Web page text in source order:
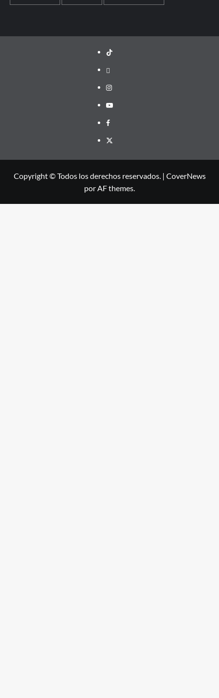
TikTok
threads
Instagram
Youtube
Facebook
X
Copyright © Todos los derechos reservados. | CoverNews
por AF themes.